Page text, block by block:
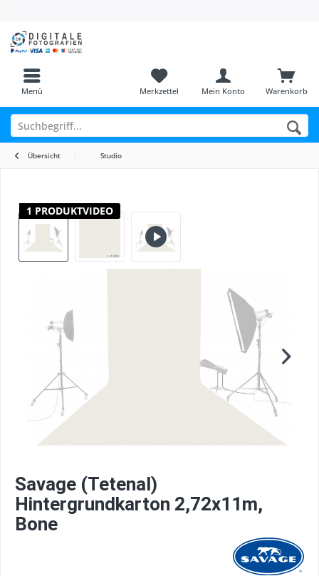
Menü Warenkorb
Merkzettel Mein Konto
Übersicht Studio
1 PRODUKTVIDEO
Savage (Tetenal)
Hintergrundkarton 2,72x11m,
Bone